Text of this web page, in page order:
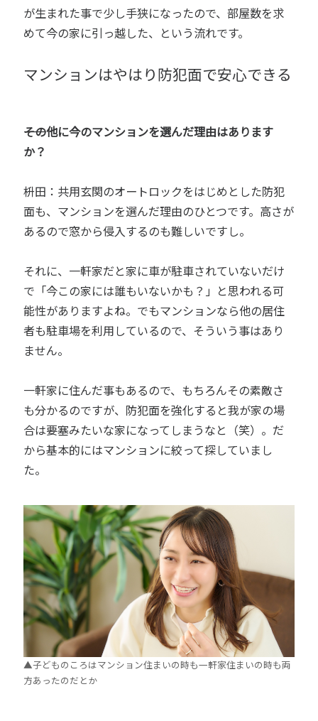
が生まれた事で少し手狭になったので、部屋数を求
めて今の家に引っ越した、という流れです。
マンションはやはり防犯面で安心できる
――その他に今のマンションを選んだ理由はあります
か？
枡田：共用玄関のオートロックをはじめとした防犯
面も、マンションを選んだ理由のひとつです。高さが
あるので窓から侵入するのも難しいですし。
それに、一軒家だと家に車が駐車されていないだけ
で「今この家には誰もいないかも？」と思われる可
能性がありますよね。でもマンションなら他の居住
者も駐車場を利用しているので、そういう事はあり
ません。
一軒家に住んだ事もあるので、もちろんその素敵さ
も分かるのですが、防犯面を強化すると我が家の場
合は要塞みたいな家になってしまうなと（笑）。だ
から基本的にはマンションに絞って探していまし
た。
▲子どものころはマンション住まいの時も一軒家住まいの時も両
方あったのだとか